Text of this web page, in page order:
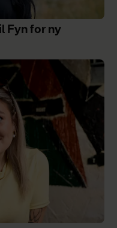
Fyn for ny